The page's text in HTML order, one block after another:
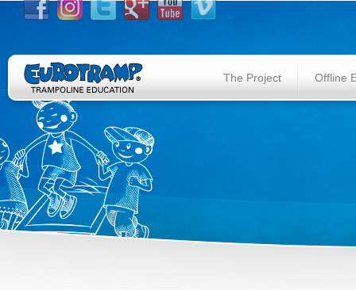
The Project Offline